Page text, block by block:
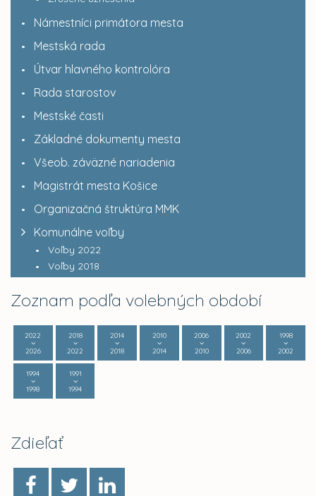
Námestníci primátora mesta
Mestská rada
Útvar hlavného kontrolóra
Rada starostov
Mestské časti
Základné dokumenty mesta
Všeob. záväzné nariadenia
Magistrát mesta Košice
Organizačná štruktúra MMK
Komunálne voľby
Voľby 2022
Voľby 2018
Zoznam podľa volebných období
2022
2026
2018
2022
2014
2018
2010
2014
2006
2010
2002
2006
1998
2002
1994
1998
1991
1994
Zdieľať